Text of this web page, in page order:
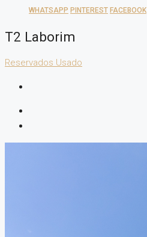
WHATSAPP PINTEREST FACEBOOK
T2 Laborim
Reservados Usado